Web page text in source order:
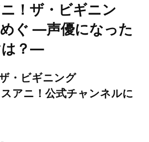
ニ！ザ・ビギニン
ぐ ―声優になった
は？―
・ビギニング
アニ！公式チャンネルに